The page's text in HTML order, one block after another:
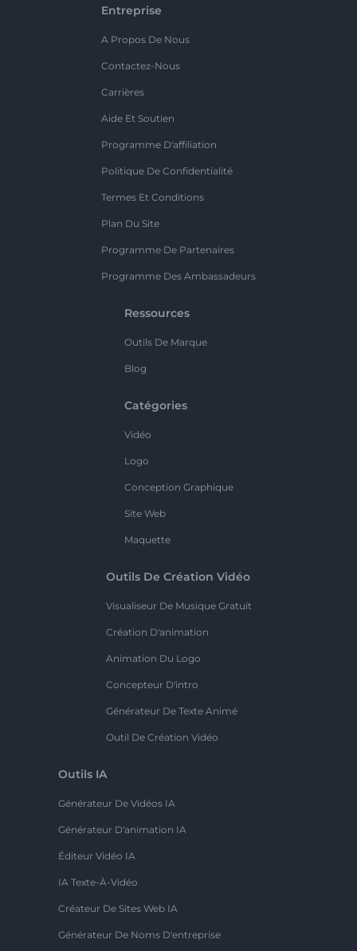
Entreprise
A Propos De Nous
Contactez-Nous
Carrières
Aide Et Soutien
Programme D'affiliation
Politique De Confidentialité
Termes Et Conditions
Plan Du Site
Programme De Partenaires
Programme Des Ambassadeurs
Ressources
Outils De Marque
Blog
Catégories
Vidéo
Logo
Conception Graphique
Site Web
Maquette
Outils De Création Vidéo
Visualiseur De Musique Gratuit
Création D'animation
Animation Du Logo
Concepteur D'intro
Générateur De Texte Animé
Outil De Création Vidéo
Outils IA
Générateur De Vidéos IA
Générateur D'animation IA
Éditeur Vidéo IA
IA Texte-À-Vidéo
Créateur De Sites Web IA
Générateur De Noms D'entreprise